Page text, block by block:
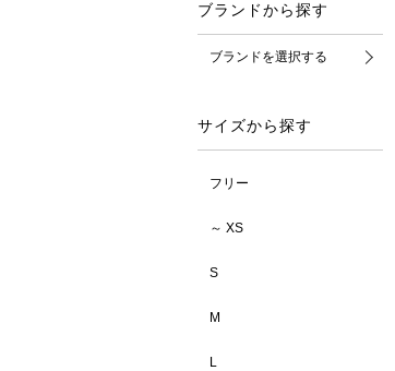
ブランドから探す
ブランドを選択する
サイズから探す
フリー
～ XS
S
M
L